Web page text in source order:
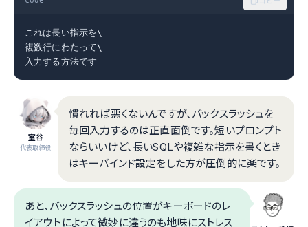
これは長い指示を\
複数行にわたって\
入力する方法です
室谷
代表取締役
慣れれば悪くないんですが、バックスラッシュを
毎回入力するのは正直面倒です。短いプロンプト
ならいいけど、長いSQLや複雑な指示を書くとき
はキーバインド設定をした方が圧倒的に楽です。
あと、バックスラッシュの位置がキーボードのレ
イアウトによって微妙に違うのも地味にストレス